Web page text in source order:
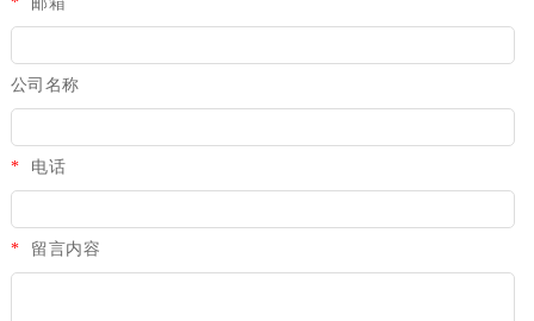
公司名称
* 电话
* 留言内容